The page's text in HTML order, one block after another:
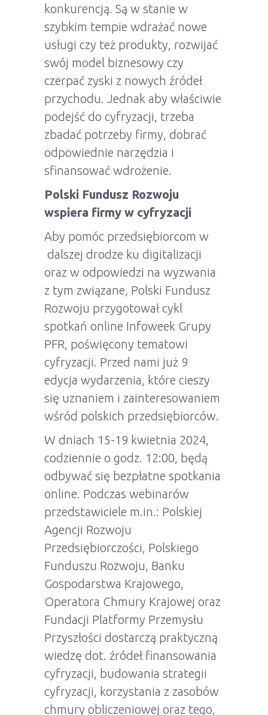
konkurencją. Są w stanie w
szybkim tempie wdrażać nowe
usługi czy też produkty, rozwijać
swój model biznesowy czy
czerpać zyski z nowych źródeł
przychodu. Jednak aby właściwie
podejść do cyfryzacji, trzeba
zbadać potrzeby firmy, dobrać
odpowiednie narzędzia i
sfinansować wdrożenie.
Polski Fundusz Rozwoju
wspiera firmy w cyfryzacji
Aby pomóc przedsiębiorcom w
dalszej drodze ku digitalizacji
oraz w odpowiedzi na wyzwania
z tym związane, Polski Fundusz
Rozwoju przygotował cykl
spotkań online Infoweek Grupy
PFR, poświęcony tematowi
cyfryzacji. Przed nami już 9
edycja wydarzenia, które cieszy
się uznaniem i zainteresowaniem
wśród polskich przedsiębiorców.
W dniach 15-19 kwietnia 2024,
codziennie o godz. 12:00, będą
odbywać się bezpłatne spotkania
online. Podczas webinarów
przedstawiciele m.in.: Polskiej
Agencji Rozwoju
Przedsiębiorczości, Polskiego
Funduszu Rozwoju, Banku
Gospodarstwa Krajowego,
Operatora Chmury Krajowej oraz
Fundacji Platformy Przemysłu
Przyszłości dostarczą praktyczną
wiedzę dot. źródeł finansowania
cyfryzacji, budowania strategii
cyfryzacji, korzystania z zasobów
chmury obliczeniowej oraz tego,